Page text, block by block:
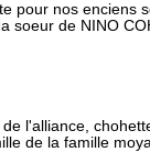
pour nos enciens
soeur de NINO
l'alliance,
de la famille